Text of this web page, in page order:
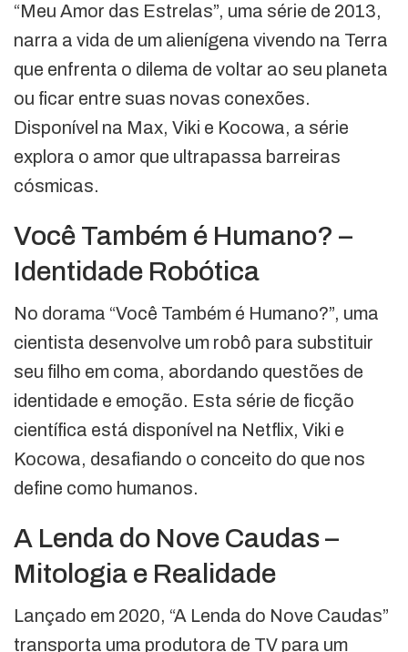
“Meu Amor das Estrelas”, uma série de 2013,
narra a vida de um alienígena vivendo na Terra
que enfrenta o dilema de voltar ao seu planeta
ou ficar entre suas novas conexões.
Disponível na Max, Viki e Kocowa, a série
explora o amor que ultrapassa barreiras
cósmicas.
Você Também é Humano? –
Identidade Robótica
No dorama “Você Também é Humano?”, uma
cientista desenvolve um robô para substituir
seu filho em coma, abordando questões de
identidade e emoção. Esta série de ficção
científica está disponível na Netflix, Viki e
Kocowa, desafiando o conceito do que nos
define como humanos.
A Lenda do Nove Caudas –
Mitologia e Realidade
Lançado em 2020, “A Lenda do Nove Caudas”
transporta uma produtora de TV para um